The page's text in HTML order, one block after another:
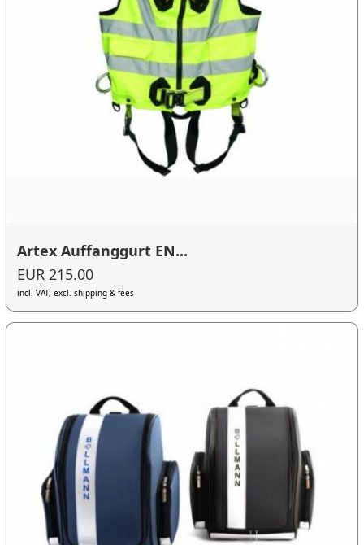
Artex Auffanggurt EN...
EUR 215.00
incl. VAT, excl. shipping & fees